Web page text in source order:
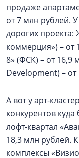
продаже
от 7 млн рублей.
дорогих проекта:
коммерция») – от
8» (ФСК) – от 16,9
Development) –
А вот у арт-
конкурентов
лофт-квартал
18,3 млн рублей.
комплексы